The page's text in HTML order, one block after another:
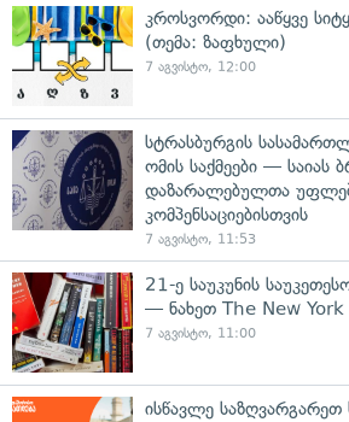
კროსვორდი: ააწყვე
(თემა: ზაფხული)
7 აგვისტო, 12:00
სტრასბურგის
ომის საქმეები — საიას
დაზარალებულთა
კომპენსაციებისთვის
7 აგვისტო, 11:53
21-ე საუკუნის
— ნახეთ The New York
7 აგვისტო, 11:00
ისწავლე საზღვარგარეთ